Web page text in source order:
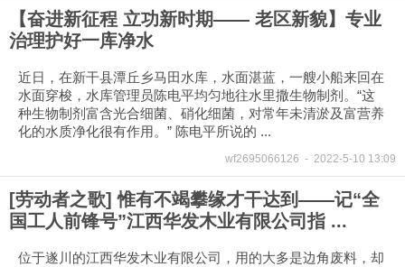
【奋进新征程 立功新时期—— 老区新貌】专业
治理护好一库净水
近日，在新干县潭丘乡马田水库，水面湛蓝，一艘小船来回在
水面穿梭，水库管理员陈电平均匀地往水里撒生物制剂。“这
种生物制剂富含光合细菌、硝化细菌，对常年未清淤及富营养
化的水质净化很有作用。” 陈电平所说的 ...
wf2695066126 - 2022-5-10 13:09
[劳动者之歌] 惟有不竭攀缘才干达到——记“全
国工人前锋号”江西华发木业有限公司指 ...
位于遂川的江西华发木业有限公司，用的大多是边角废料，却